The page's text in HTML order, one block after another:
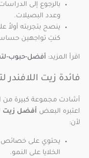
بالرجوع إلى
وعدد البصيلات.
ينصح بتجربته أولاً
كنتِ تواجهين
اقرأ المزيد: أفضل-حبوب-
فائدة زيت
أشادت مجموعة كبيرة من
اعتبره البعض أفضل زيت
لأن:
يحتوي على خصائص
الخلايا على النمو.